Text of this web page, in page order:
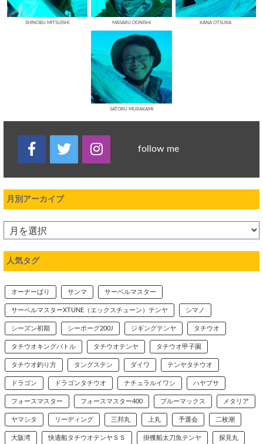
SHINOBU MITSUISHI MASARU OONISHI KANA OTSUKA
SATORU MURAKAMI
follow me
月別アーカイブ
人気タグ
オーナーばり サンマ サーベルマスター
サーベルマスターXTUNE（エックスチューン）テンヤ シマノ
シーズン初期 シーボーグ200J ジギングテンヤ タチウオ
タチウオキングバトル タチウオテンヤ タチウオ甲子園
タチウオ釣り方 タングステン ダイワ テンヤタチウオ
ドラゴン ドラゴンタチウオ ナチュラルイワシ ハヤブサ
フォースマスター フォースマスター400 ブルーマックス メタリア
ヤマシタ リーディング 三邦丸 上丸 予選会 二枚潮
大阪湾 快適船タチウオテンヤＳＳ 掛獲船太刀魚テンヤ 探見丸